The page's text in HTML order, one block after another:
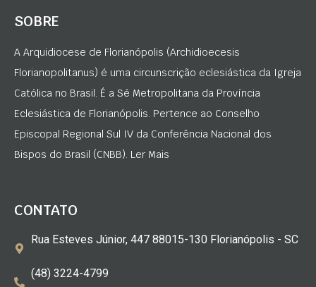
SOBRE
A Arquidiocese de Florianópolis (Archidioecesis
Florianopolitanus) é uma circunscrição eclesiástica da Igreja
Católica no Brasil. É a Sé Metropolitana da Província
Eclesiástica de Florianópolis. Pertence ao Conselho
Episcopal Regional Sul IV da Conferência Nacional dos
Bispos do Brasil (CNBB). Ler Mais
CONTATO
Rua Esteves Júnior, 447 88015-130 Florianópolis - SC
(48) 3224-4799